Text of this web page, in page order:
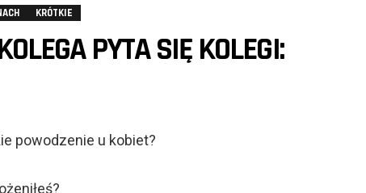
KRÓTKIE
PYTA SIĘ KOLEGI:
powodzenie u kobiet?